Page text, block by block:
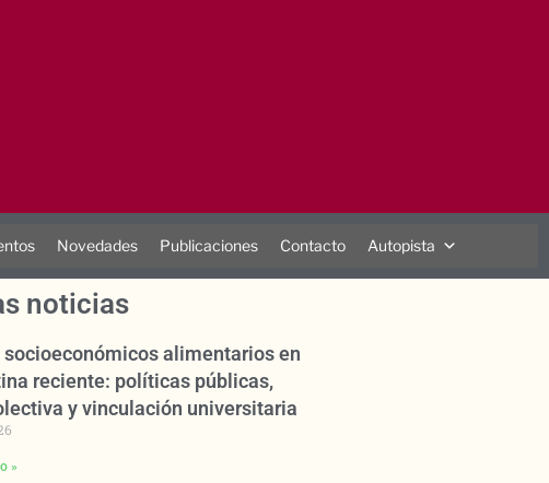
Novedades Publicaciones Contacto Autopista
noticias
alimentarios en
reciente: políticas públicas,
y vinculación universitaria
»